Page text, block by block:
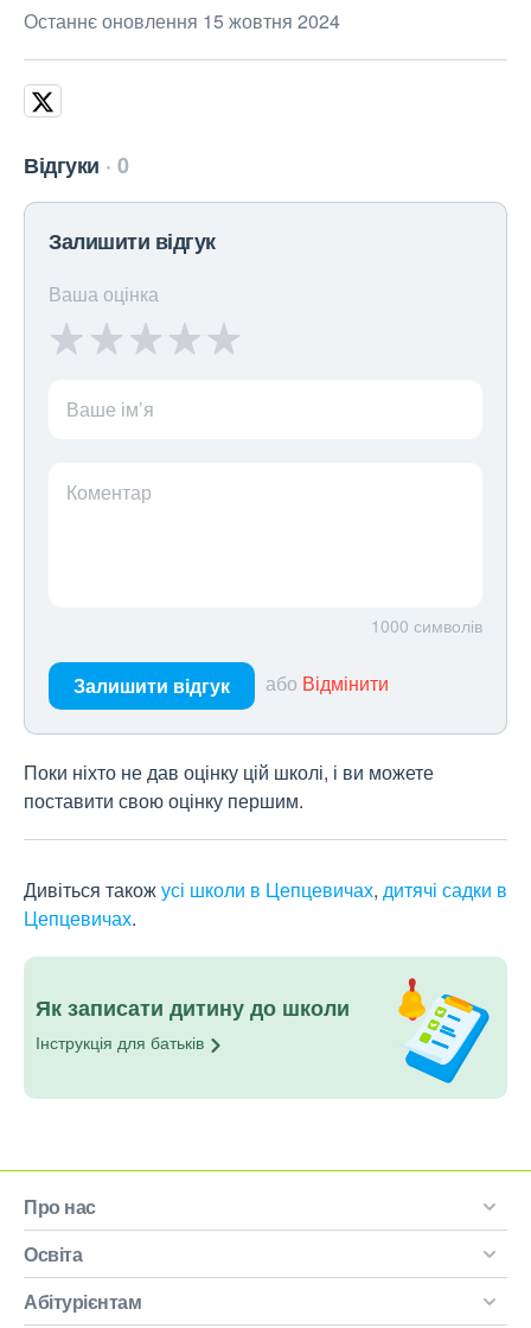
Останнє оновлення 15 жовтня 2024
Відгуки 0
Залишити відгук
Ваша оцінка
Ваше ім’я
Коментар
1000 символів
Залишити відгук або Відмінити
Поки ніхто не дав оцінку цій школі, і ви можете
поставити свою оцінку першим.
Дивіться такожусі школи в Цепцевичах, дитячі садки в
Цепцевичах.
Як записати дитину до школи
Інструкція для батьків
Про нас
Освіта
Абітурієнтам